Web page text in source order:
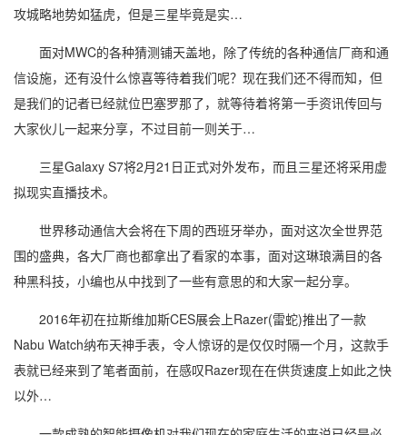
攻城略地势如猛虎，但是三星毕竟是实…
面对MWC的各种猜测铺天盖地，除了传统的各种通信厂商和通
信设施，还有没什么惊喜等待着我们呢？现在我们还不得而知，但
是我们的记者已经就位巴塞罗那了，就等待着将第一手资讯传回与
大家伙儿一起来分享，不过目前一则关于…
三星Galaxy S7将2月21日正式对外发布，而且三星还将采用虚
拟现实直播技术。
世界移动通信大会将在下周的西班牙举办，面对这次全世界范
围的盛典，各大厂商也都拿出了看家的本事，面对这琳琅满目的各
种黑科技，小编也从中找到了一些有意思的和大家一起分享。
2016年初在拉斯维加斯CES展会上Razer(雷蛇)推出了一款
Nabu Watch纳布天神手表，令人惊讶的是仅仅时隔一个月，这款手
表就已经来到了笔者面前，在感叹Razer现在在供货速度上如此之快
以外…